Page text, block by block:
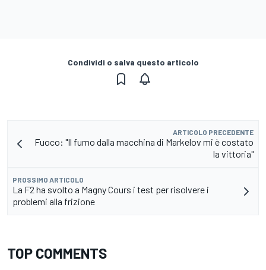
Condividi o salva questo articolo
ARTICOLO PRECEDENTE
Fuoco: "Il fumo dalla macchina di Markelov mi è costato
la vittoria"
PROSSIMO ARTICOLO
La F2 ha svolto a Magny Cours i test per risolvere i
problemi alla frizione
TOP COMMENTS